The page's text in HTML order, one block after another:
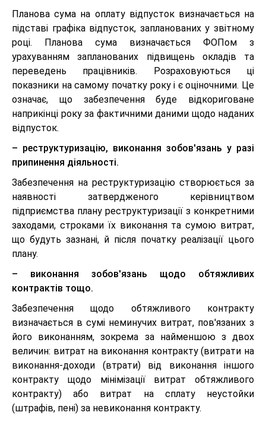
Планова сума на оплату відпусток визначається на
підставі графіка відпусток, запланованих у звітному
році. Планова сума визначається ФОПом з
урахуванням запланованих підвищень окладів та
переведень працівників. Розраховуються ці
показники на самому початку року і є оціночними. Це
означає, що забезпечення буде відкориговане
наприкінці року за фактичними даними щодо наданих
відпусток.
– реструктуризацію, виконання зобов'язань у разі
припинення діяльності.
Забезпечення на реструктуризацію створюється за
наявності затвердженого керівництвом
підприємства плану реструктуризації з конкретними
заходами, строками їх виконання та сумою витрат,
що будуть зазнані, й після початку реалізації цього
плану.
– виконання зобов'язань щодо обтяжливих
контрактів тощо.
Забезпечення щодо обтяжливого контракту
визначається в сумі неминучих витрат, пов'язаних з
його виконанням, зокрема за найменшою з двох
величин: витрат на виконання контракту (витрати на
виконання-доходи (втрати) від виконання іншого
контракту щодо мінімізації витрат обтяжливого
контракту) або витрат на сплату неустойки
(штрафів, пені) за невиконання контракту.